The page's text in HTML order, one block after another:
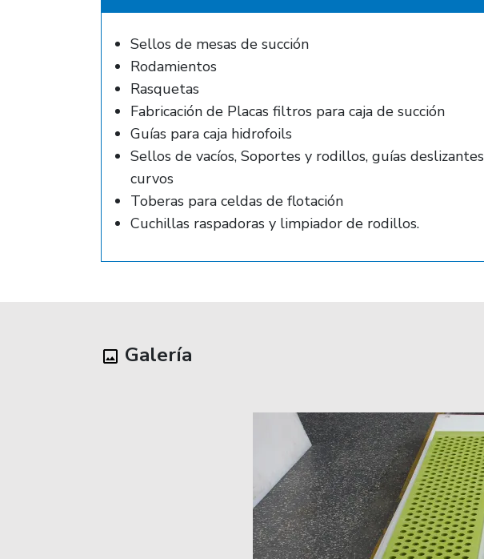
Sellos de mesas de succión
Rodamientos
Rasquetas
Fabricación de Placas filtros para caja de succión
Guías para caja hidrofoils
Sellos de vacíos, Soportes y rodillos, guías deslizantes
curvos
Toberas para celdas de flotación
Cuchillas raspadoras y limpiador de rodillos.
Galería